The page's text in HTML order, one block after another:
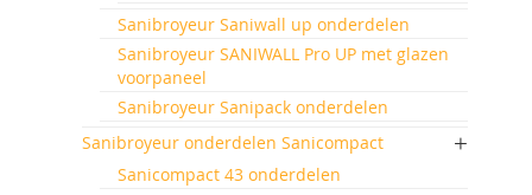
Sanibroyeur Saniwall up onderdelen
Sanibroyeur SANIWALL Pro UP met glazen
voorpaneel
Sanibroyeur Sanipack onderdelen
Sanibroyeur onderdelen Sanicompact
Sanicompact 43 onderdelen